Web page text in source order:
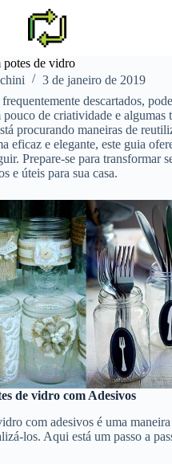
potes de vidro
3 de janeiro de 2019
descartados,
de criatividade e algumas
procurando maneiras de
eficaz e elegante, este guia
Prepare-se para transformar
e úteis para sua casa.
de vidro com Adesivos
com adesivos é uma
los. Aqui está um passo a